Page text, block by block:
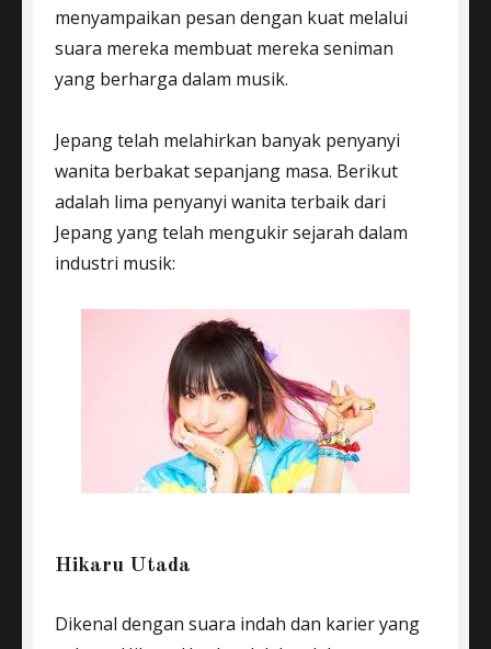
menyampaikan pesan dengan kuat melalui
suara mereka membuat mereka seniman
yang berharga dalam musik.
Jepang telah melahirkan banyak penyanyi
wanita berbakat sepanjang masa. Berikut
adalah lima penyanyi wanita terbaik dari
Jepang yang telah mengukir sejarah dalam
industri musik:
Hikaru Utada
Dikenal dengan suara indah dan karier yang